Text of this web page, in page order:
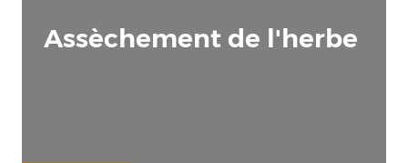
Assèchement de l'herbe